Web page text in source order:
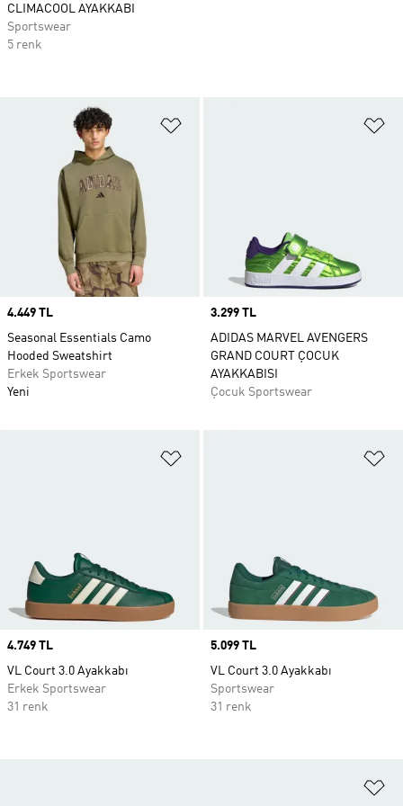
Price
4.449 TL
Seasonal Essentials Camo
Hooded Sweatshirt
Erkek Sportswear
Yeni
Price
3.299 TL
ADIDAS MARVEL AVENGERS
GRAND COURT ÇOCUK
AYAKKABISI
Çocuk Sportswear
Price
4.749 TL
VL Court 3.0 Ayakkabı
Erkek Sportswear
31 renk
Price
5.099 TL
VL Court 3.0 Ayakkabı
Sportswear
31 renk
CLIMACOOL AYAKKABI
Sportswear
5 renk